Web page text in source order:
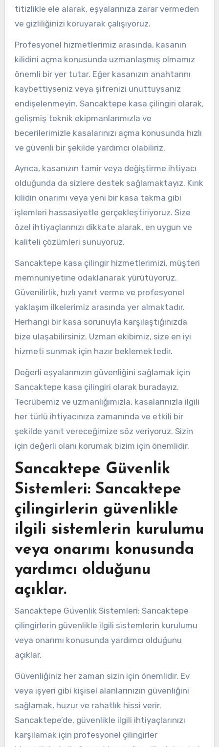
titizlikle ele alarak, eşyalarınıza zarar vermeden
ve gizliliğinizi koruyarak çalışıyoruz.
Profesyonel hizmetlerimiz arasında, kasanın
kilidini açma konusunda uzmanlaşmış olmamız
önemli bir yer tutar. Eğer kasanızın anahtarını
kaybettiyseniz veya şifrenizi unuttuysanız
endişelenmeyin. Sancaktepe kasa çilingiri olarak,
gelişmiş teknik ekipmanlarımızla ve
becerilerimizle kasalarınızı açma konusunda hızlı
ve güvenli bir şekilde yardımcı olabiliriz.
Ayrıca, kasanızın tamir veya değiştirme ihtiyacı
olduğunda da sizlere destek sağlamaktayız. Kırık
kilidin onarımı veya yeni bir kasa takma gibi
işlemleri hassasiyetle gerçekleştiriyoruz. Size
özel ihtiyaçlarınızı dikkate alarak, en uygun ve
kaliteli çözümleri sunuyoruz.
Sancaktepe kasa çilingir hizmetlerimizi, müşteri
memnuniyetine odaklanarak yürütüyoruz.
Güvenilirlik, hızlı yanıt verme ve profesyonel
yaklaşım ilkelerimiz arasında yer almaktadır.
Herhangi bir kasa sorunuyla karşılaştığınızda
bize ulaşabilirsiniz. Uzman ekibimiz, size en iyi
hizmeti sunmak için hazır beklemektedir.
Değerli eşyalarınızın güvenliğini sağlamak için
Sancaktepe kasa çilingiri olarak buradayız.
Tecrübemiz ve uzmanlığımızla, kasalarınızla ilgili
her türlü ihtiyacınıza zamanında ve etkili bir
şekilde yanıt vereceğimize söz veriyoruz. Sizin
için değerli olanı korumak bizim için önemlidir.
Sancaktepe Güvenlik
Sistemleri: Sancaktepe
çilingirlerin güvenlikle
ilgili sistemlerin kurulumu
veya onarımı konusunda
yardımcı olduğunu
açıklar.
Sancaktepe Güvenlik Sistemleri: Sancaktepe
çilingirlerin güvenlikle ilgili sistemlerin kurulumu
veya onarımı konusunda yardımcı olduğunu
açıklar.
Güvenliğiniz her zaman sizin için önemlidir. Ev
veya işyeri gibi kişisel alanlarınızın güvenliğini
sağlamak, huzur ve rahatlık hissi verir.
Sancaktepe’de, güvenlikle ilgili ihtiyaçlarınızı
karşılamak için profesyonel çilingirler